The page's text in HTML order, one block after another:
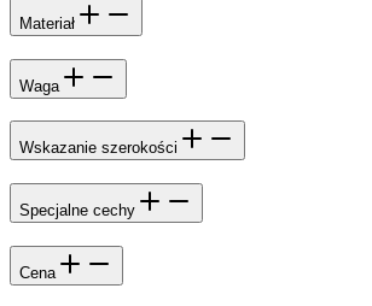
Materiał
Waga
Wskazanie szerokości
Specjalne cechy
Cena